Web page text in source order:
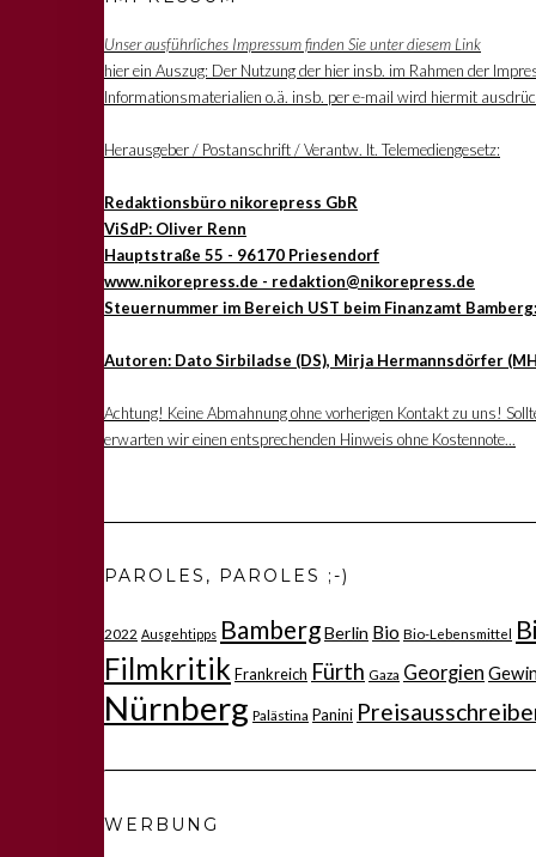
Unser ausführliches Impressum finden Sie unter diesem Link
hier ein Auszug: Der Nutzung der hier insb. im Rahmen der
Informationsmaterialien o.ä. insb. per e-mail wird hiermit
Herausgeber / Postanschrift / Verantw. lt. Telemediengesetz:
Redaktionsbüro nikorepress GbR
ViSdP: Oliver Renn
Hauptstraße 55 - 96170 Priesendorf
www.nikorepress.de - redaktion@nikorepress.de
Steuernummer im Bereich UST beim Finanzamt
Autoren: Dato Sirbiladse (DS), Mirja Hermannsdörfer
Achtung! Keine Abmahnung ohne vorherigen Kontakt zu uns!
erwarten wir einen entsprechenden Hinweis ohne Kostennote...
PAROLES, PAROLES ;-)
2022 Ausgehtipps BambergBerlin Bio Bio-Lebensmittel
Filmkritik Frankreich Fürth Gaza Georgien
Nürnberg Palästina Panini
WERBUNG